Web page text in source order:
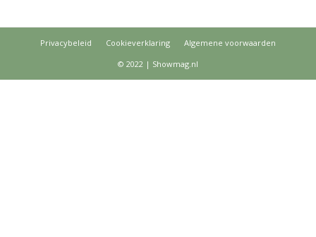
Privacybeleid Cookieverklaring
Algemene voorwaarden
© 2022 | Showmag.nl